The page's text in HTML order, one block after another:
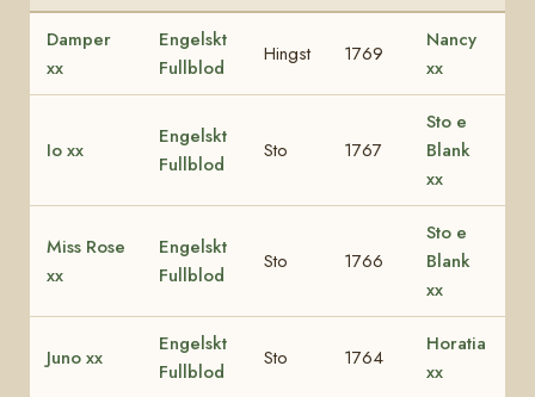
Damper
xx
Engelskt
Fullblod
Hingst 1769
Nancy
xx
Io xx
Engelskt
Fullblod
Sto 1767
Sto e
Blank
xx
Miss Rose
xx
Engelskt
Fullblod
Sto 1766
Sto e
Blank
xx
Juno xx
Engelskt
Fullblod
Sto 1764
Horatia
xx